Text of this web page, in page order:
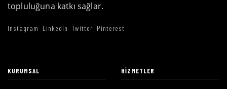
topluluğuna katkı sağlar.
Instagram LinkedIn Twitter Pinterest
KURUMSAL HIZMETLER